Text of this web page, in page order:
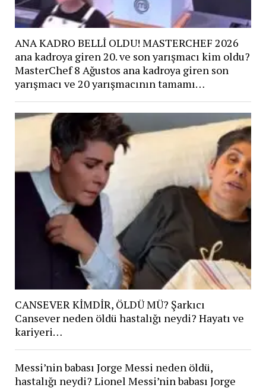
ANA KADRO BELLİ OLDU! MASTERCHEF 2026
ana kadroya giren 20. ve son yarışmacı kim oldu?
MasterChef 8 Ağustos ana kadroya giren son
yarışmacı ve 20 yarışmacının tamamı…
CANSEVER KİMDİR, ÖLDÜ MÜ? Şarkıcı
Cansever neden öldü hastalığı neydi? Hayatı ve
kariyeri…
Messi’nin babası Jorge Messi neden öldü,
hastalığı neydi? Lionel Messi’nin babası Jorge